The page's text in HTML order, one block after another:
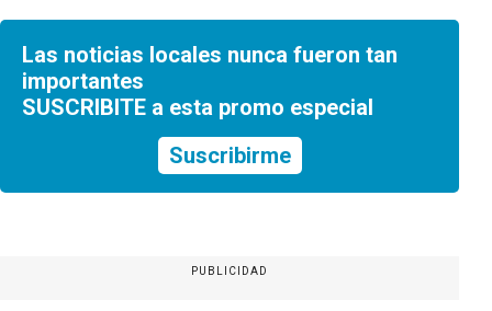
Las noticias locales nunca fueron tan
importantes
SUSCRIBITE a esta promo especial
Suscribirme
PUBLICIDAD